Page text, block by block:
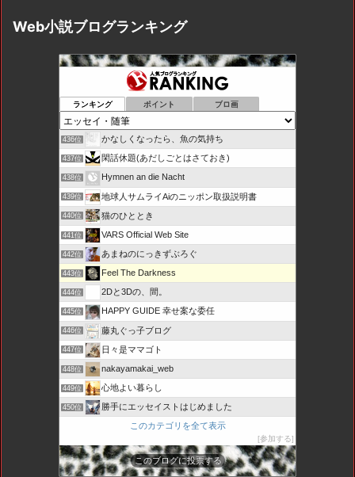
Web小説ブログランキング
ランキング ポイント ブロ画
436位 かなしくなったら、魚の気持ち
437位 閑話休題(あだしごとはさておき)
438位 Hymnen an die Nacht
439位 地球人サムライAiのニッポン取扱説明書
440位 猫のひととき
441位 VARS Official Web Site
442位 あまねのにっきずぶろぐ
443位 Feel The Darkness
444位 2Dと3Dの、間。
445位 HAPPY GUIDE 幸せ案な委任
446位 藤丸ぐっ子ブログ
447位 日々是ママゴト
448位 nakayamakai_web
449位 心地よい暮らし
450位
勝手にエッセイストはじめました
このカテゴリを全て表示
参加する
このブログに投票する